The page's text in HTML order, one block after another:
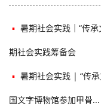
▪ 暑期社会实践｜“传
期社会实践筹备会
▪ 暑期社会实践 | “传
国文字博物馆参加甲骨...